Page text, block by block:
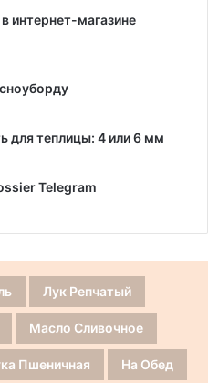
интернет-магазине
для теплицы: 4 или 6 мм
Telegram
Лук Репчатый
Масло Сливочное
Пшеничная На Обед